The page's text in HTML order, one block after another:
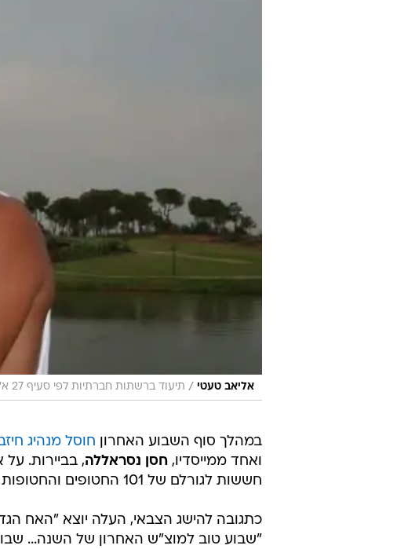
אליאב טעטי / תיעוד ברשתות חברתיות לפי סעיף 27 א' לחוק זכויות יוצרים, אינסטגרם
במהלך סוף השבוע האחרון חוסל מנהיג
ואחד ממייסדיו, חסן נסראללה, בביירות.
חששות לגורלם של 101 החטופים והחטופות שעדיין נמצאים בשבי החמאס בעזה.
כתגובה להישג הצבאי, העלה יוצא "האח
"שבוע טוב למוצ"ש האחרון של השנה... שבו